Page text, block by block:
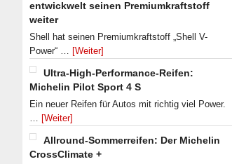
entwickwelt seinen Premiumkraftstoff
weiter
Shell hat seinen Premiumkraftstoff „Shell V-
Power“ … [Weiter]
Ultra-High-Performance-Reifen:
Michelin Pilot Sport 4 S
Ein neuer Reifen für Autos mit richtig viel Power.
… [Weiter]
Allround-Sommerreifen: Der Michelin
CrossClimate +